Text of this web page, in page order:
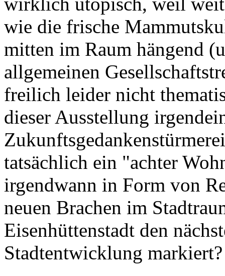
wie die frische
mitten im Raum hängend
allgemeinen
freilich leider nicht
dieser Ausstellung
tatsächlich ein "achter
irgendwann in Form von
neuen Brachen im
Eisenhüttenstadt den
Stadtentwicklung markiert?